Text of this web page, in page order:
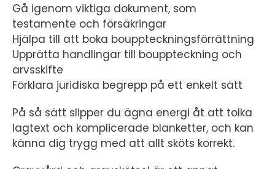
Gå igenom viktiga dokument, som
testamente och försäkringar
Hjälpa till att boka bouppteckningsförrättning
Upprätta handlingar till bouppteckning och
arvsskifte
Förklara juridiska begrepp på ett enkelt sätt
På så sätt slipper du ägna energi åt att tolka
lagtext och komplicerade blanketter, och kan
känna dig trygg med att allt sköts korrekt.